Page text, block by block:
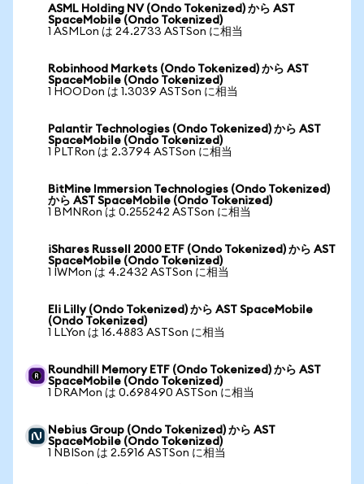
ASML Holding NV (Ondo Tokenized) から AST
SpaceMobile (Ondo Tokenized)
1 ASMLon は 24.2733 ASTSon に相当
Robinhood Markets (Ondo Tokenized) から AST
SpaceMobile (Ondo Tokenized)
1 HOODon は 1.3039 ASTSon に相当
Palantir Technologies (Ondo Tokenized) から AST
SpaceMobile (Ondo Tokenized)
1 PLTRon は 2.3794 ASTSon に相当
BitMine Immersion Technologies (Ondo Tokenized)
から AST SpaceMobile (Ondo Tokenized)
1 BMNRon は 0.255242 ASTSon に相当
iShares Russell 2000 ETF (Ondo Tokenized) から AST
SpaceMobile (Ondo Tokenized)
1 IWMon は 4.2432 ASTSon に相当
Eli Lilly (Ondo Tokenized) から AST SpaceMobile
(Ondo Tokenized)
1 LLYon は 16.4883 ASTSon に相当
Roundhill Memory ETF (Ondo Tokenized) から AST
SpaceMobile (Ondo Tokenized)
1 DRAMon は 0.698490 ASTSon に相当
Nebius Group (Ondo Tokenized) から AST
SpaceMobile (Ondo Tokenized)
1 NBISon は 2.5916 ASTSon に相当